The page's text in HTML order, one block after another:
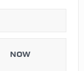
NOW